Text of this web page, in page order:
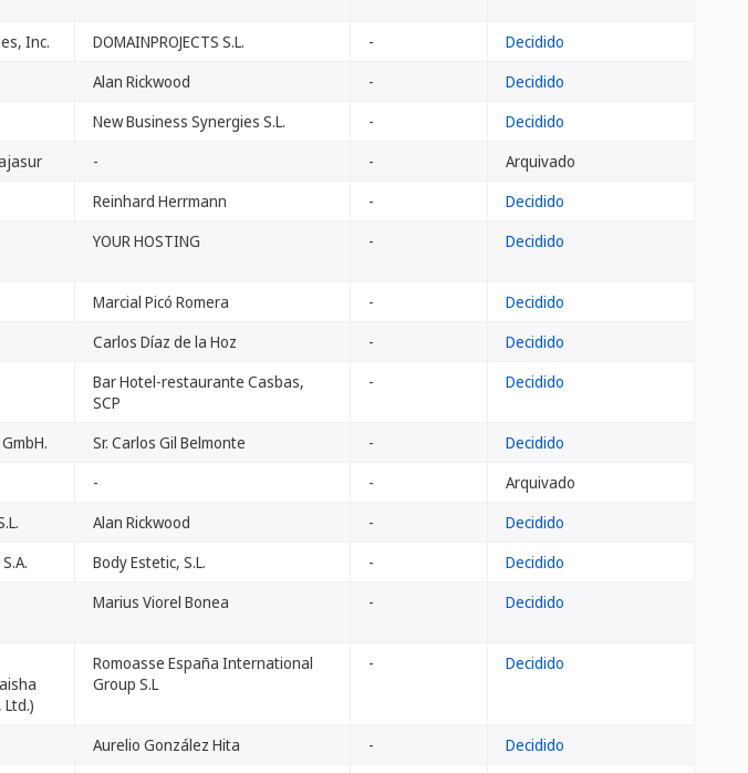
Inc. DOMAINPROJECTS S.L. -
Decidido
Alan Rickwood -
Decidido
New Business Synergies S.L. -
Decidido
- -
Arquivado
Reinhard Herrmann -
Decidido
YOUR HOSTING - Decidido
Marcial Picó Romera -
Decidido
Carlos Díaz de la Hoz -
Decidido
Bar Hotel-restaurante Casbas,
SCP
- Decidido
Sr. Carlos Gil Belmonte -
Decidido
- -
Arquivado
Alan Rickwood -
Decidido
Body Estetic, S.L. -
Decidido
Marius Viorel Bonea - Decidido
Romoasse España International
Group S.L
- Decidido
Aurelio González Hita -
Decidido